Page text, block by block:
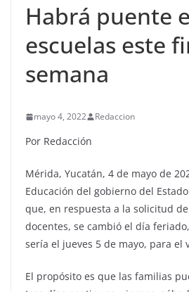
Habrá puente
escuelas este
semana
mayo 4, 2022 Redaccion
Por Redacción
Mérida, Yucatán, 4 de mayo de
Educación del gobierno del
que, en respuesta a la solicitud
docentes, se cambió el día
sería el jueves 5 de mayo, para el
El propósito es que las familias